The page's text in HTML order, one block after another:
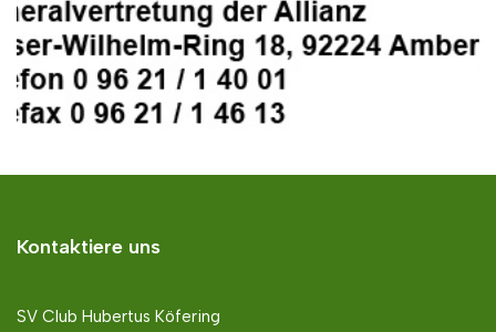
Kontaktiere uns
SV Club Hubertus Köfering